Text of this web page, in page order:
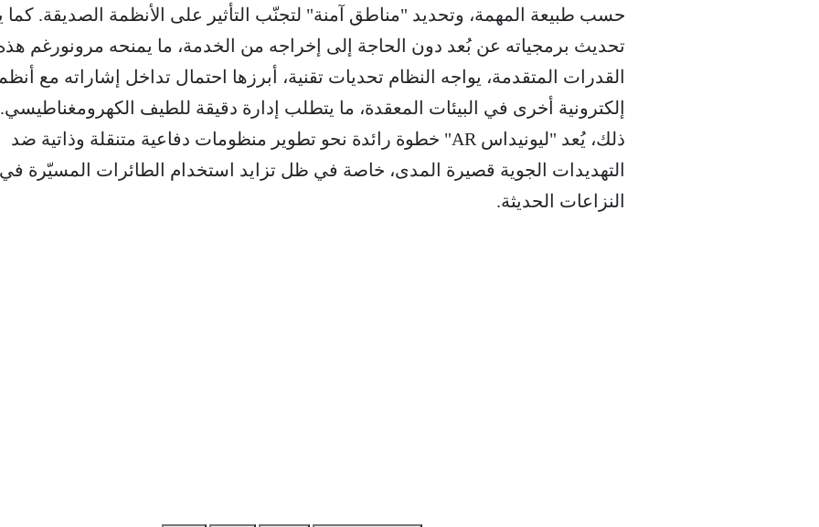
حسب طبيعة المهمة، وتحديد "مناطق آمنة" لتجنّب التأثير على الأنظمة الصديقة. كما
تحديث برمجياته عن بُعد دون الحاجة إلى إخراجه من الخدمة، ما يمنحه مرونورغم
القدرات المتقدمة، يواجه النظام تحديات تقنية، أبرزها احتمال تداخل إشاراته مع
إلكترونية أخرى في البيئات المعقدة، ما يتطلب إدارة دقيقة للطيف
ذلك، يُعد "ليونيداس AR" خطوة رائدة نحو تطوير منظومات دفاعية متنقلة وذاتية ضد
التهديدات الجوية قصيرة المدى، خاصة في ظل تزايد استخدام الطائرات المسيّرة في
النزاعات الحديثة.